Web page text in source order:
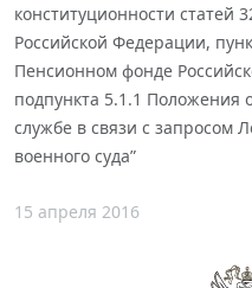
конституционности статей
Российской Федерации,
Пенсионном фонде
подпункта 5.1.1 Положения
службе в связи с запросом
военного суда”
15 апреля 2016